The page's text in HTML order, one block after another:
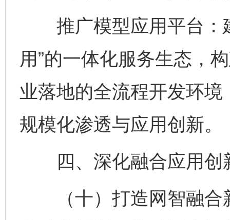
推广模型应用平台：
用”的一体化服务生态，
业落地的全流程开发环
规模化渗透与应用创新。
四、深化融合应用创
（十）打造网智融合